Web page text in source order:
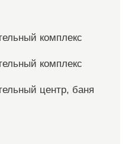
комплекс
комплекс
центр, баня